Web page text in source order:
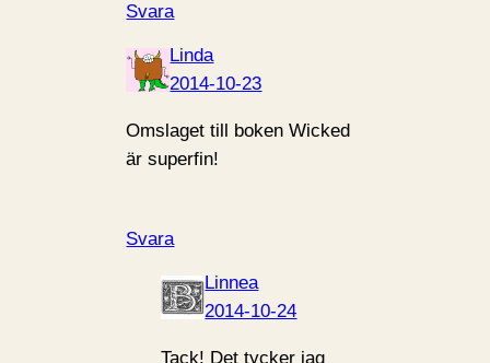
Svara
Linda
2014-10-23
Omslaget till boken Wicked
är superfin!
Svara
Linnea
2014-10-24
Tack! Det tycker jag